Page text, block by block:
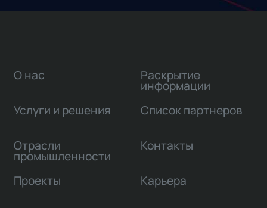
О нас
Услуги и решения
Отрасли
промышленности
Проекты
Раскрытие
информации
Список партнеров
Контакты
Карьера